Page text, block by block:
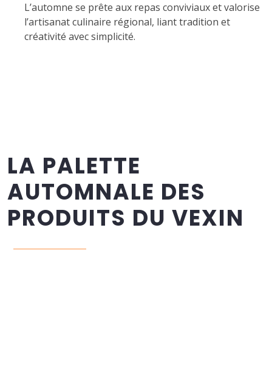
L’automne se prête aux repas conviviaux et valorise
l’artisanat culinaire régional, liant tradition et
créativité avec simplicité.
LA PALETTE
AUTOMNALE DES
PRODUITS DU VEXIN